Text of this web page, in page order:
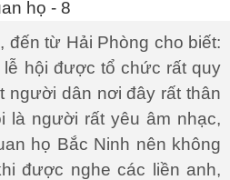
đến từ Hải Phòng cho biết:
lễ hội được tổ chức rất quy
người dân nơi đây rất thân
là người rất yêu âm nhạc,
họ Bắc Ninh nên không
được nghe các liền anh,